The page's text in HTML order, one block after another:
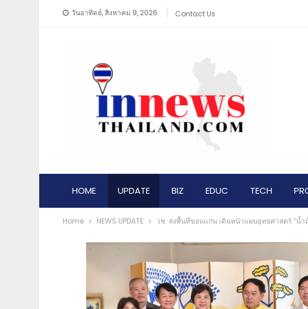
วันอาทิตย์, สิงหาคม 9, 2026 Contact Us
HOME UPDATE BIZ EDUC TECH
Home NEWS​ UPDATE วช. ลงพื้นที่ขอนแก่น เดินหน้าแผนยุทธศาสตร์ “น้